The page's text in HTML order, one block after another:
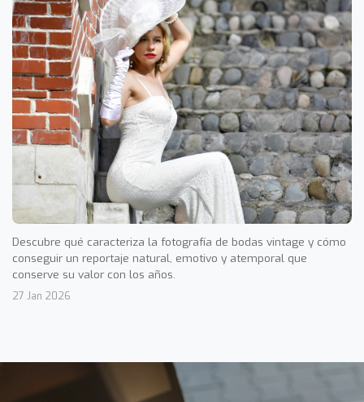
Descubre qué caracteriza la fotografía de bodas vintage y cómo
conseguir un reportaje natural, emotivo y atemporal que
conserve su valor con los años.
27 Jan 2026